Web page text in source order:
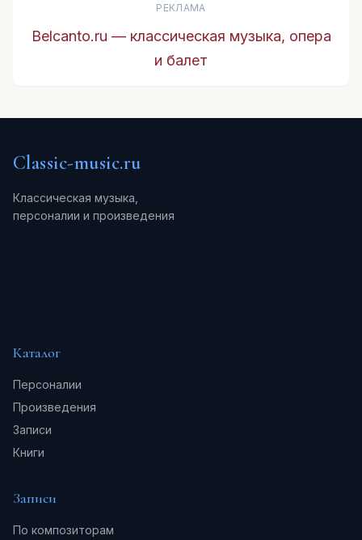
РЕКЛАМА
Belcanto.ru — классическая музыка, опера
и балет
Classic-music.ru
Классическая музыка,
персоналии и произведения
Каталог
Персоналии
Произведения
Записи
Книги
Записи
По композиторам